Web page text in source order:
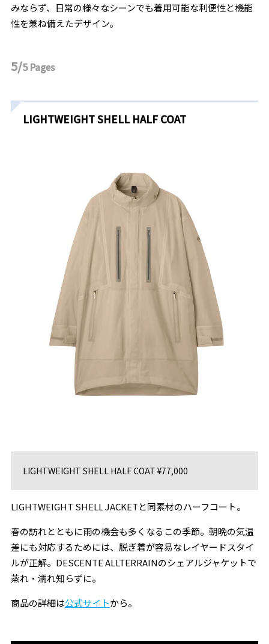
みならず、⽇常の様々なシーンでも着⽤可能な利便性と機能
性を兼ね備えたデザイン。
5/5Pages
LIGHTWEIGHT SHELL HALF COAT
LIGHTWEIGHT SHELL HALF COAT ¥77,000
LIGHTWEIGHT SHELL JACKETと同素材のハーフコート。
春の訪れとともに雨の機会も多くなるこの季節。朝晩の気温
差にも対応するためには、脱ぎ着が容易なレイヤードスタイ
ルが正解。DESCENTE ALLTERRAINのシェアルジャケットで
蒸れ・濡れ知らずに。
商品の詳細は公式サイトから。